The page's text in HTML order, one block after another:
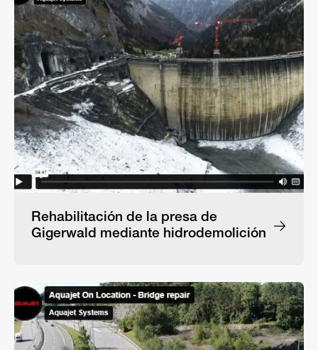
Rehabilitación de la presa de
Gigerwald mediante hidrodemolición